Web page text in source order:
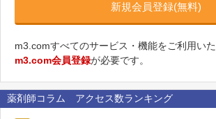
新規会員登録(無料)
m3.comすべてのサービス・機能をご利用いた
m3.com会員登録が必要です。
薬剤師コラム アクセス数ランキング